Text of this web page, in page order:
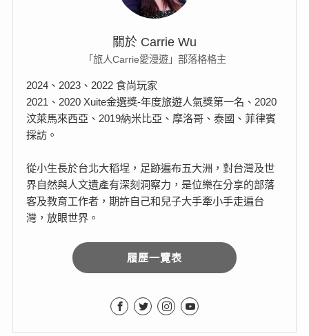
關於 Carrie Wu
「旅人Carrie愛漫遊」部落格格主
2024、2023、2022 食尚玩家
2021、2020 Xuite金選獎-年度旅遊人氣獎第一名、2020
汶萊馬來西亞、2019納米比亞、摩洛哥、泰國、菲律賓
採訪。
從小生長於台北大稻埕，足跡遍布五大洲，對台灣及世
界自然與人文遺產有深刻洞察力，是位樂在分享的部落
客及教育工作者，期許自己和兒子大手牽小手走遍台
灣，放眼世界。
履歷一覽表